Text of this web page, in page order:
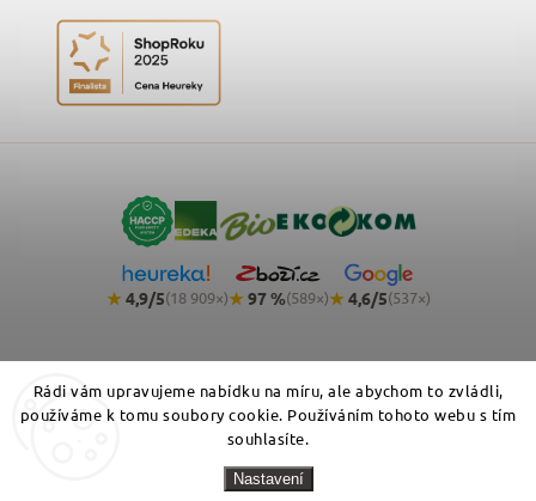
Rádi vám upravujeme nabídku na míru, ale abychom to zvládli,
používáme k tomu soubory cookie. Používáním tohoto webu s tím
souhlasíte.
Nastavení
★4,9/5(18 909×)★97 %(589×)★4,6/5(537×)
NemeckyEshop.cz - kvalitní německá drogerie,
. Všechna práva vyhrazena.